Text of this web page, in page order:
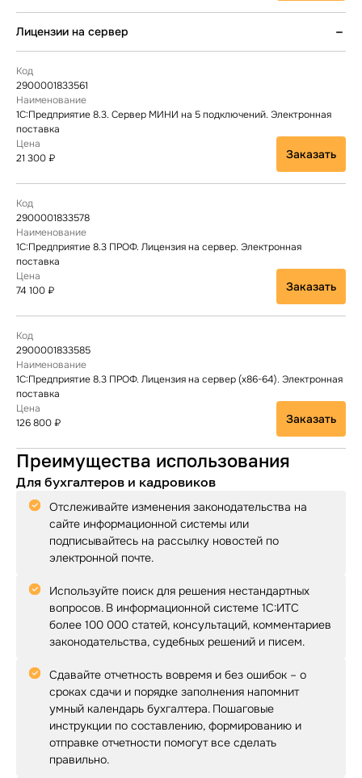
Лицензии на сервер
2900001833561
1С:Предприятие 8.3. Сервер МИНИ на 5 подключений. Электронная
поставка
21 300 ₽ Заказать
2900001833578
1С:Предприятие 8.3 ПРОФ. Лицензия на сервер. Электронная
поставка
74 100 ₽ Заказать
2900001833585
1С:Предприятие 8.3 ПРОФ. Лицензия на сервер (x86-64). Электронная
поставка
126 800 ₽ Заказать
Преимущества использования
Для бухгалтеров и кадровиков
Отслеживайте изменения законодательства на
сайте информационной системы или
подписывайтесь на рассылку новостей по
электронной почте.
Используйте поиск для решения нестандартных
вопросов. В информационной системе 1С:ИТС
более 100 000 статей, консультаций, комментариев
законодательства, судебных решений и писем.
Сдавайте отчетность вовремя и без ошибок – о
сроках сдачи и порядке заполнения напомнит
умный календарь бухгалтера. Пошаговые
инструкции по составлению, формированию и
отправке отчетности помогут все сделать
правильно.